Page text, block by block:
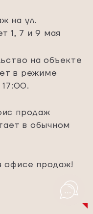
на ул.
1, 7 и 9 мая
на объекте
в режиме
продаж
в обычном
офисе продаж!